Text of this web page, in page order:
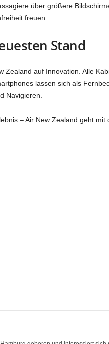
über größere
freuen.
Stand
Zealand auf Innovation. Alle
lassen sich als
Navigieren.
– Air New Zealand geht